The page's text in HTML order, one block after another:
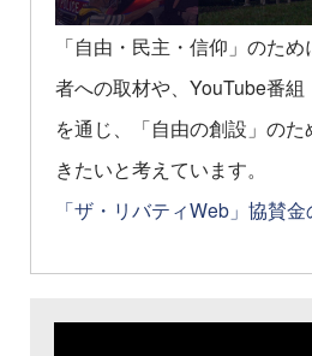
「自由・民主・信仰」のた
者への取材や、YouTube番
を通じ、「自由の創設」の
きたいと考えています。
「ザ・リバティWeb」協賛